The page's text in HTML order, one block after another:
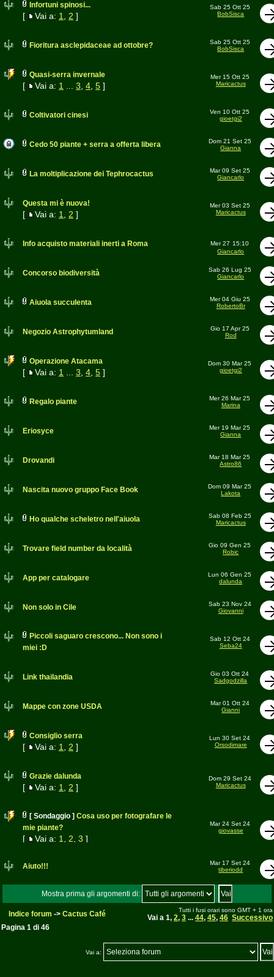
Infortuni spinosi...
[ Vai a: 1 2 ]
Sab 25 Ott 25
BobSisca
Fioritura asclepidaceae ad ottobre?
Sab 25 Ott 25
BobSisca
Quasi-serra invernale
[ Vai a: 1 3 4, 5]
Mer 15 Ott 25
Maricactus
Coltivatori cinesi
Ven 10 Ott 25
gioetgi2
Cedo 50 piante + serra a offerta libera
Dom 21 Set 25
Gianna
La moltiplicazione dei Tephrocactus
Mar 09 Set 25
Giancarlo
Questa mi è nuova!
[ Vai a: 1 2 ]
Mer 03 Set 25
Maricactus
Info acquisto materiali inerti a Roma Mer 27 15:10
Giancarlo
Concorso biodiversità
Sab 26 Lug 25
Giancarlo
Aiuola succulenta
Mer 04 Giu 25
RobertoBr
Negozio Astrophytumland
Gio 17 Apr 25
Rod
Operazione Atacama
[ Vai a: 1 3 4, 5]
Dom 30 Mar 25
gioetgi2
Regalo piante
Mer 26 Mar 25
Marina
Eriosyce
Mer 19 Mar 25
Gianna
Drovandi
Mar 18 Mar 25
Astro86
Nascita nuovo gruppo Face Book
Dom 09 Mar 25
Lakota
Ho qualche scheletro nell'aiuola
Sab 08 Feb 25
Maricactus
Trovare field number da località
Gio 09 Gen 25
Robic
App per catalogare
Lun 06 Gen 25
dalunda
Non solo in Cile
Sab 23 Nov 24
Giovanni
Piccoli saguaro crescono... Non sono i
miei :D
Sab 12 Ott 24
Seba24
Link thailandia
Gio 03 Ott 24
Sadgodzilla
Mappe con zone USDA
Mar 01 Ott 24
Gianni
Consiglio serra
[ Vai a: 1 2 ]
Lun 30 Set 24
Orsodimare
Grazie dalunda
[ Vai a: 1 2 ]
Dom 29 Set 24
Maricactus
[ Sondaggio ] Cosa uso per fotografare le
mie piante?
[ Vai a: 1 2 3 ]
Mar 24 Set 24
giovasse
Aiuto!!!
Mar 17 Set 24
tiberiodd
Mostra prima gli argomenti di:
Indice forum -> Cactus Café Tutti i fusi orari sono GMT + 1 ora
Vai a 1, 2, 3 ... 44, 45, 46 Successivo
Pagina 1 di 46
Vai a: